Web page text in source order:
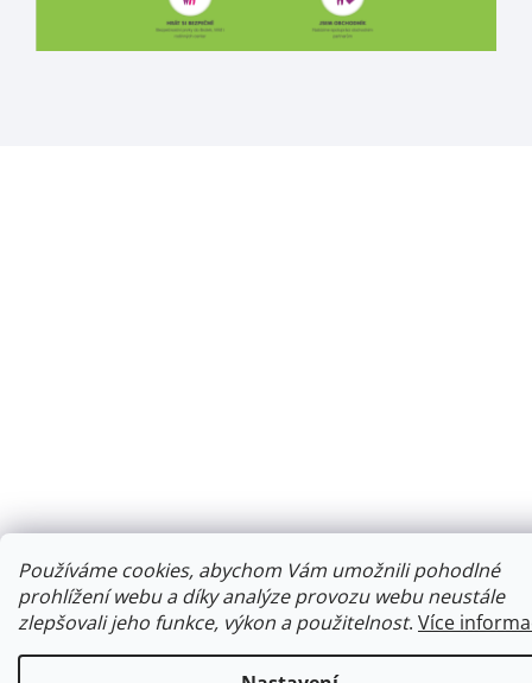
Používáme cookies, abychom Vám umožnili pohodlné
prohlížení webu a díky analýze provozu webu neustále
zlepšovali jeho funkce, výkon a použitelnost. Více